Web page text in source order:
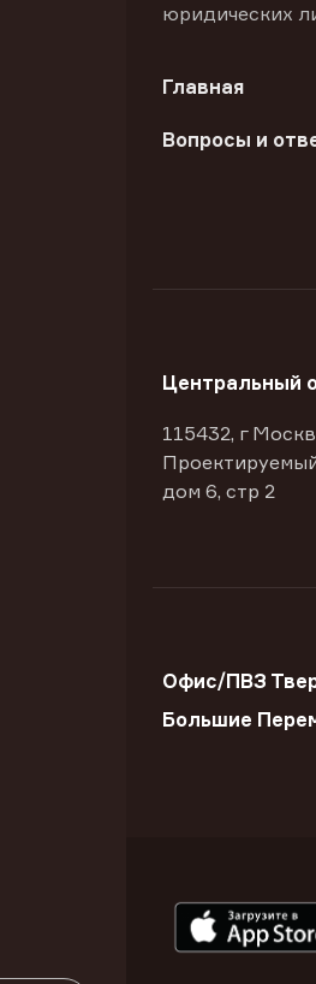
юридических
Главная
Вопросы и
Центральный
115432, г
дом 6, стр 2
Офис/ПВЗ
Большие